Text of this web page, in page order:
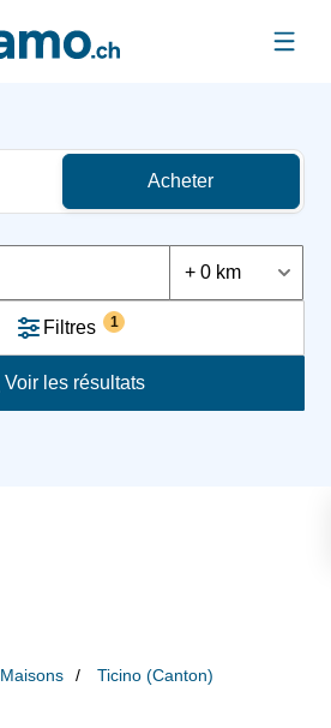
Acheter
+ 0 km
Filtres 1
Voir les résultats
Maisons Ticino (Canton)